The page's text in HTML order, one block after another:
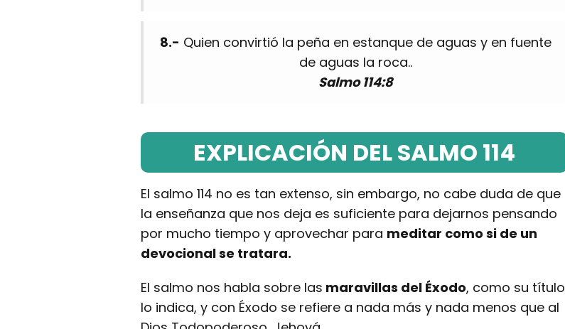
8.- Quien convirtió la peña en estanque de aguas y en fuente
de aguas la roca..
Salmo 114:8
EXPLICACIÓN DEL SALMO 114
El salmo 114 no es tan extenso, sin embargo, no cabe duda de que
la enseñanza que nos deja es suficiente para dejarnos pensando
por mucho tiempo y aprovechar para meditar como si de un
devocional se tratara.
El salmo nos habla sobre las maravillas del Éxodo, como su título
lo indica, y con Éxodo se refiere a nada más y nada menos que al